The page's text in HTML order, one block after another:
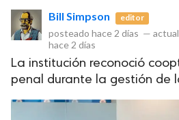
Bill Simpson editor
posteado hace 2 días —
hace 2 días
La institución reconoció
penal durante la gestión de